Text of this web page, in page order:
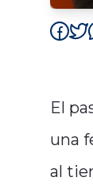
El
una
al